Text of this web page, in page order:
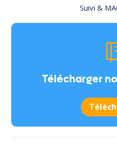
Suivi &
Télécharger